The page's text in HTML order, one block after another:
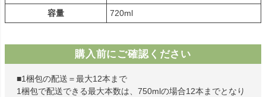
容量
720ml
購入前にご確認ください
■1梱包の配送＝最大12本まで
1梱包で配送できる最大本数は、750mlの場合12本までとなり